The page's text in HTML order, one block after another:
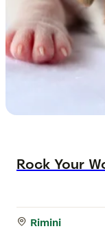
Rock Your
Rimini